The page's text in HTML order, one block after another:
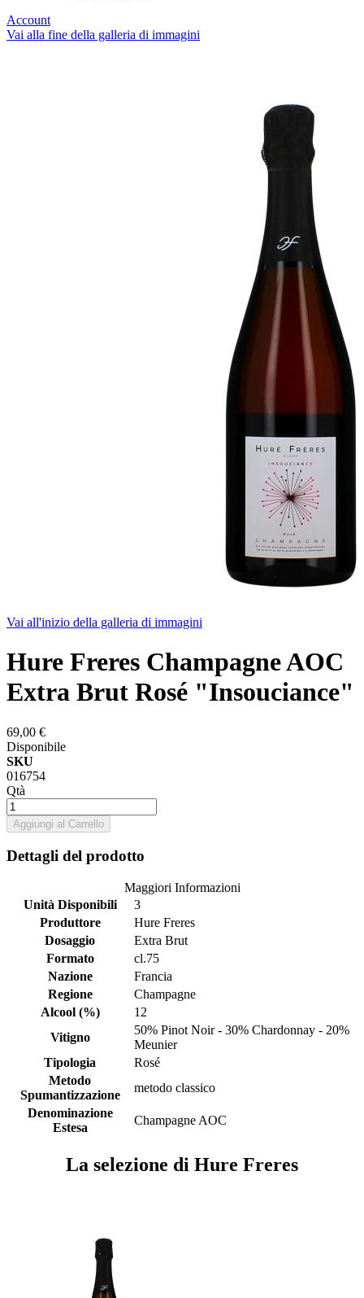
Account
Vai alla fine della galleria di immagini
Vai all'inizio della galleria di immagini
Hure Freres Champagne AOC
Extra Brut Rosé "Insouciance"
69,00 €
Disponibile
SKU
016754
Qtà
Aggiungi al Carrello
Dettagli del prodotto
Maggiori Informazioni
Unità Disponibili
3
Produttore
Hure Freres
Dosaggio
Extra Brut
Formato
cl.75
Nazione
Francia
Regione
Champagne
Alcool (%)
12
Vitigno
50% Pinot Noir - 30% Chardonnay - 20%
Meunier
Tipologia
Rosé
Metodo
Spumantizzazione
metodo classico
Denominazione
Estesa
Champagne AOC
La selezione di Hure Freres